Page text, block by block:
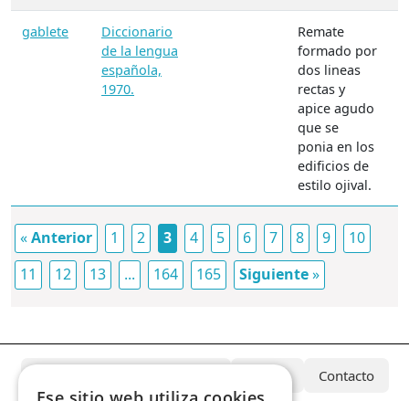
gablete
Diccionario
de la lengua
española,
1970.
Remate
formado por
dos lineas
rectas y
apice agudo
que se
ponia en los
edificios de
estilo ojival.
«Anterior 1 2 3 4 5 6 7 8 9
10
11
12 13 ... 164 165 Siguiente»
Equipo Contacto